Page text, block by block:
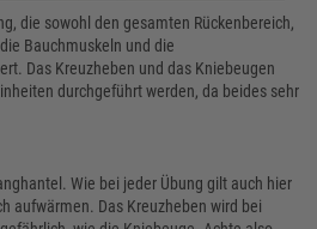
die sowohl den gesamten Rückenbereich,
Bauchmuskeln und die
Das Kreuzheben und das Kniebeugen
durchgeführt werden, da beides sehr
Wie bei jeder Übung gilt auch hier
aufwärmen. Das Kreuzheben wird bei